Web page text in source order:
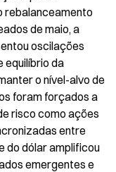
rebalanceamento
de maio, a
oscilações
equilíbrio da
o nível-alvo de
foram forçados a
risco como ações
entre
do dólar amplificou
emergentes e